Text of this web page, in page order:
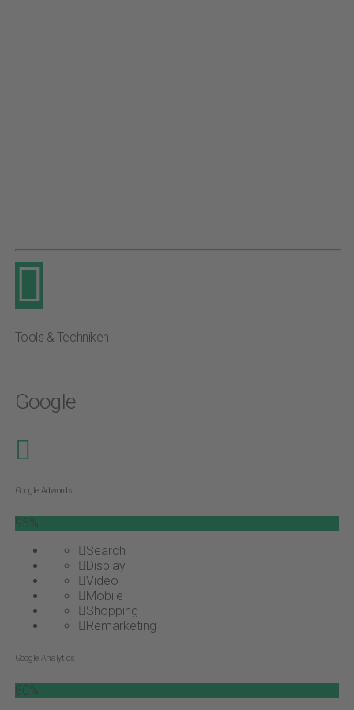
Tools & Techniken
Google
Google Adwords
95%
Search
Display
Video
Mobile
Shopping
Remarketing
Google Analytics
80%